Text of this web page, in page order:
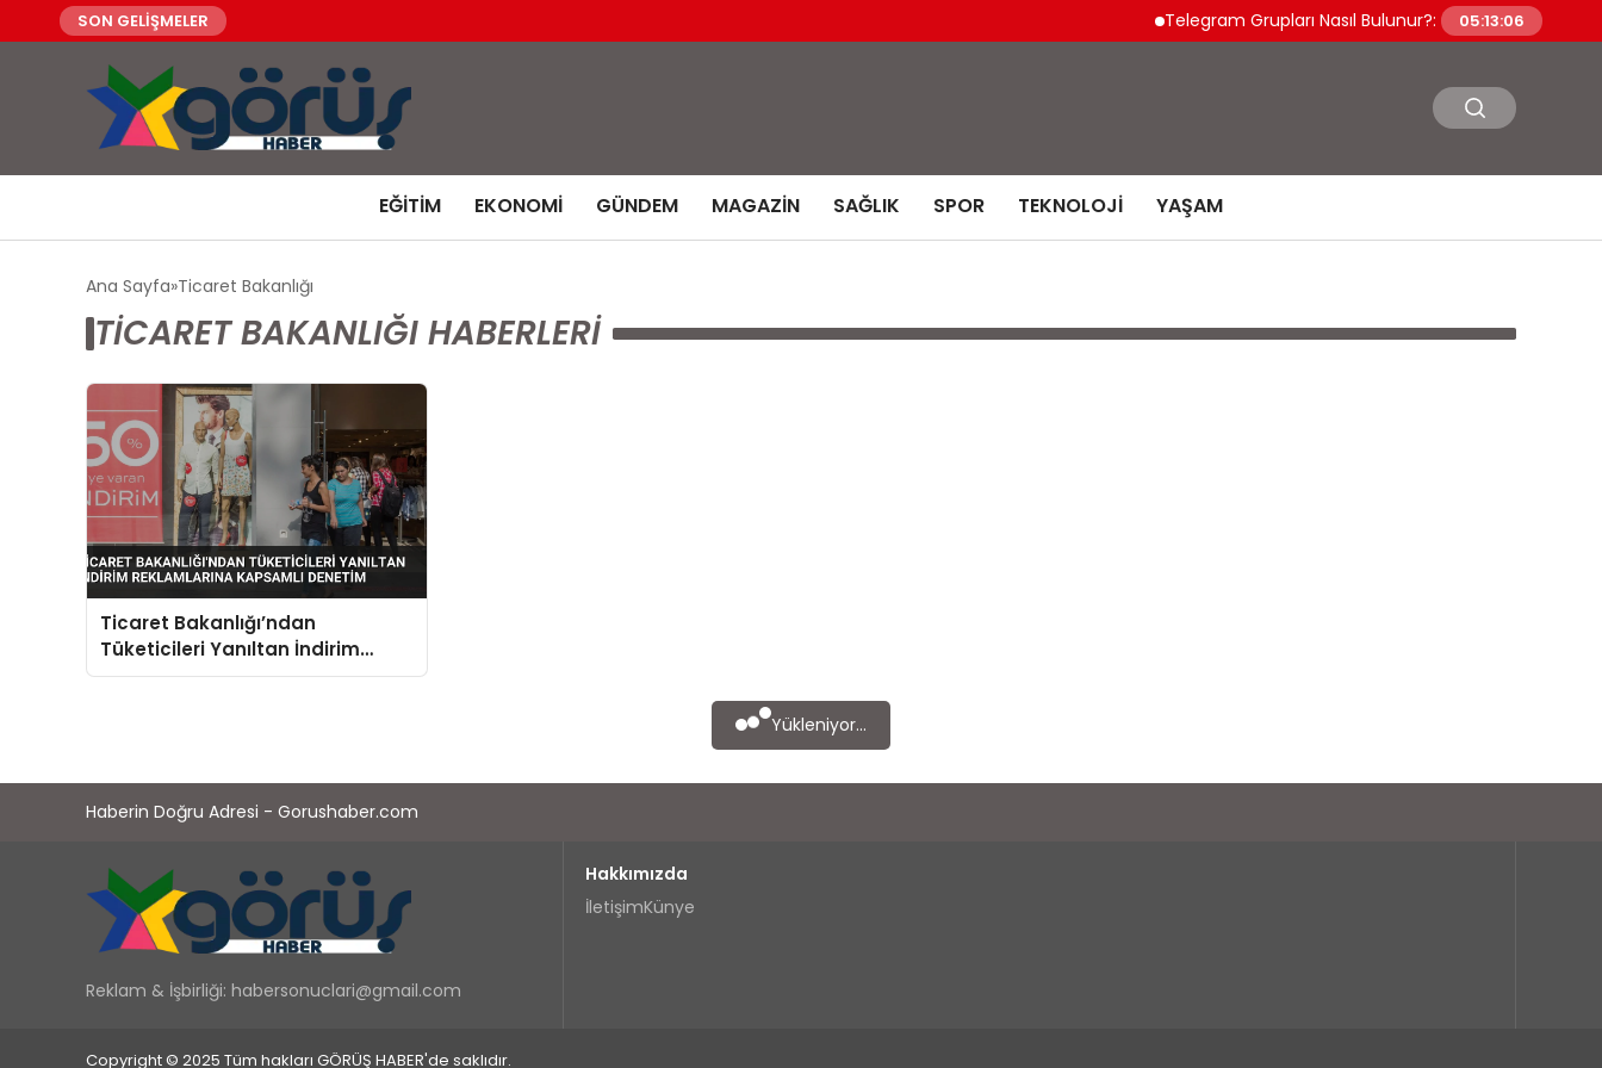
SON GELİŞMELER Telegram Grupları Nasıl Bulunur?: Telegram’da Yeni
05:13:06
EĞITIM EKONOMI GÜNDEM MAGAZIN SAĞLIK SPOR TEKNOLOJI YAŞAM
Ana Sayfa Ticaret Bakanlığı
TICARET BAKANLIĞI HABERLERI
Ticaret Bakanlığı’ndan
Tüketicileri Yanıltan İndirim
Reklamlarına Kapsamlı Denetim
Yükleniyor...
Haberin Doğru Adresi - Gorushaber.com
Reklam & İşbirliği: habersonuclari@gmail.com
Hakkımızda
İletişimKünye
Copyright © 2025 Tüm hakları GÖRÜŞ HABER'de saklıdır.